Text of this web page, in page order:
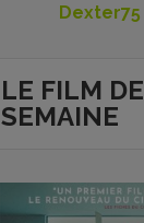
Dexter75
LE FILM DE
SEMAINE